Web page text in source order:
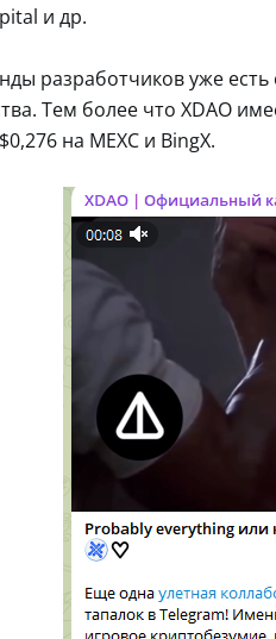
и др.
разработчиков уже
Тем более что XDAO
на MEXC и BingX.